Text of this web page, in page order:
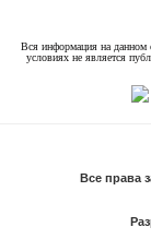
Вся информация на данном
условиях не является
Все права